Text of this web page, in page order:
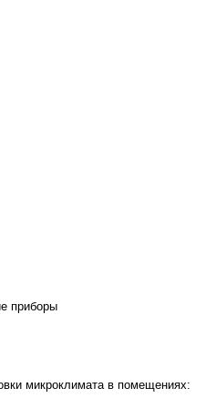
приборы
микроклимата в помещениях: